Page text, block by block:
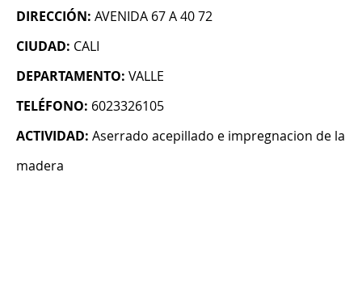
DIRECCIÓN: AVENIDA 67 A 40 72
CIUDAD: CALI
DEPARTAMENTO: VALLE
TELÉFONO: 6023326105
ACTIVIDAD: Aserrado acepillado e impregnacion de la
madera